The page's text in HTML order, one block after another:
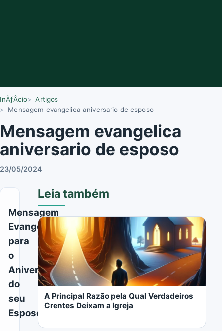
InÃƒÂ­cio
Artigos
Mensagem evangelica aniversario de esposo
Mensagem evangelica
aniversario de esposo
23/05/2024
Mensagem
Evangelica
para
o
Aniversário
do
seu
Esposo
Leia também
A Principal Razão pela Qual Verdadeiros
Crentes Deixam a Igreja